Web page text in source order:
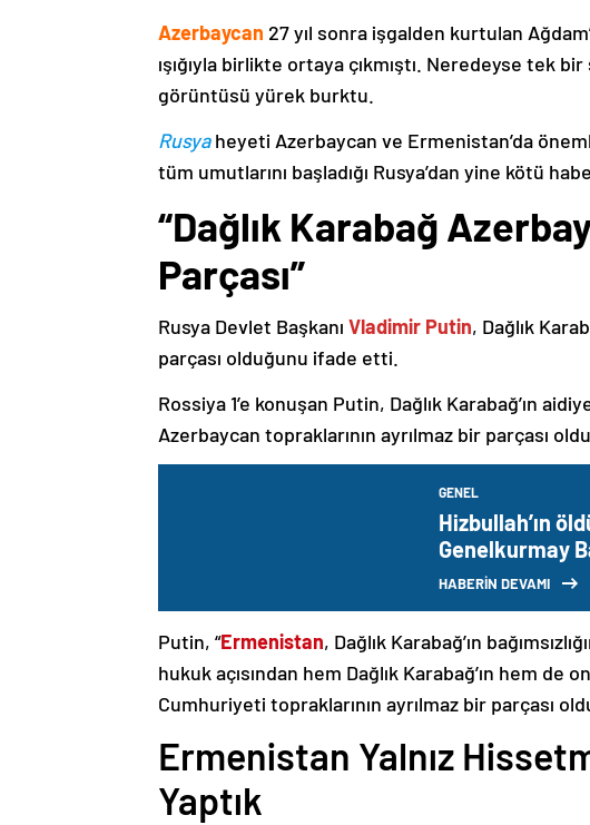
Azerbaycan 27 yıl sonra işgalden kurtulan
ışığıyla birlikte ortaya çıkmıştı. Neredeyse tek
görüntüsü yürek burktu.
Rusyaheyeti Azerbaycan ve Ermenistan’da
tüm umutlarını başladığı Rusya’dan yine kötü
“Dağlık Karabağ
Parçası”
Rusya Devlet Başkanı Vladimir Putin, Dağlık
parçası olduğunu ifade etti.
Rossiya 1’e konuşan Putin, Dağlık Karabağ’ın
Azerbaycan topraklarının ayrılmaz bir parçası
GENEL
Hizbullah’ın
Genelkurmay
HABERİN DEVAMI
Putin, “Ermenistan, Dağlık Karabağ’ın
hukuk açısından hem Dağlık Karabağ’ın hem
Cumhuriyeti topraklarının ayrılmaz bir parçası
Ermenistan Yalnız
Yaptık